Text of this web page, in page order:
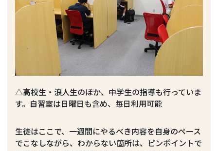
△高校生・浪人生のほか、中学生の指導も行っていま
す。自習室は日曜日も含め、毎日利用可能
生徒はここで、一週間にやるべき内容を自身のペース
でこなしながら、わからない箇所は、ピンポイントで